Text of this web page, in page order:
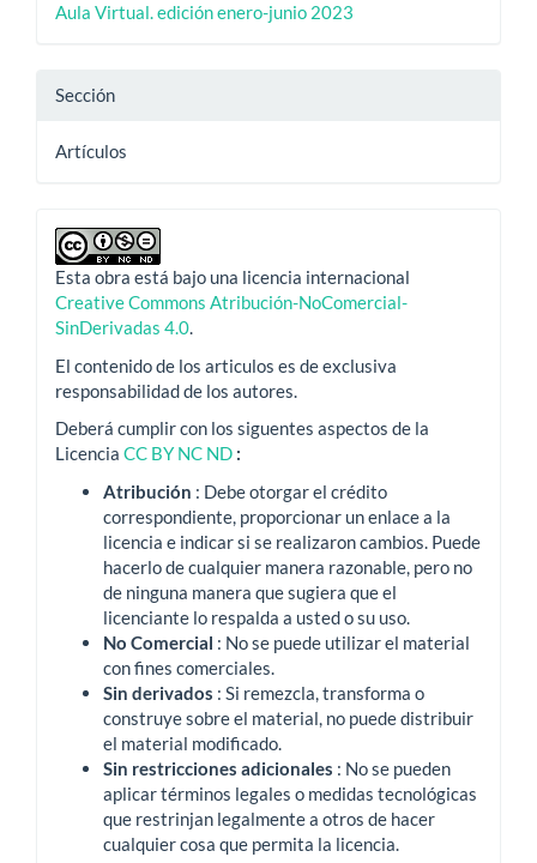
Aula Virtual. edición enero-junio 2023
Sección
Artículos
Esta obra está bajo una licencia internacional
Creative Commons Atribución-NoComercial-
SinDerivadas 4.0.
El contenido de los articulos es de exclusiva
responsabilidad de los autores.
Deberá cumplir con los siguentes aspectos de la
Licencia CC BY NC ND :
Atribución : Debe otorgar el crédito
correspondiente, proporcionar un enlace a la
licencia e indicar si se realizaron cambios. Puede
hacerlo de cualquier manera razonable, pero no
de ninguna manera que sugiera que el
licenciante lo respalda a usted o su uso.
No Comercial : No se puede utilizar el material
con fines comerciales.
Sin derivados : Si remezcla, transforma o
construye sobre el material, no puede distribuir
el material modificado.
Sin restricciones adicionales : No se pueden
aplicar términos legales o medidas tecnológicas
que restrinjan legalmente a otros de hacer
cualquier cosa que permita la licencia.